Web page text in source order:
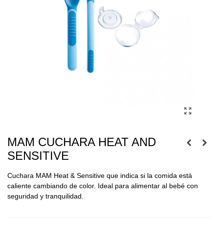
MAM CUCHARA HEAT AND
SENSITIVE
Cuchara MAM Heat & Sensitive que indica si la comida está
caliente cambiando de color. Ideal para alimentar al bebé con
seguridad y tranquilidad.